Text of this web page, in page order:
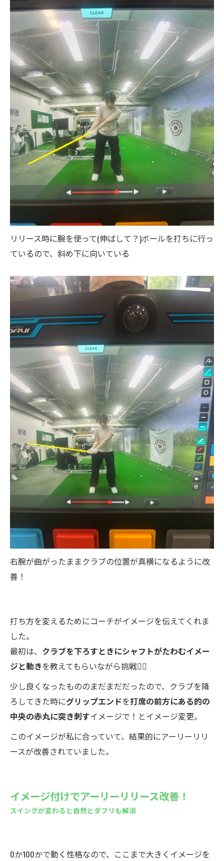
リリース時に腕を使って(伸ばして？)ボールを打ちに行っ
ているので、斜め下に向いている
右腕が曲がったままクラブの位置が真横になるように改
善！
打ち方を変えるためにコーチがイメージを伝えてくれま
した。
最初は、 クラブを下ろすときにシャフトがたわむイメー
ジと動きを教えてもらいながら挑戦🏌️‍♂️
少し良くなったもののまだまだだったので、クラブを降
ろしてきた時にグリップエンドを打席の前方にある的の
中央の赤丸に突き刺すイメージで！とイメージ変更。
このイメージが私に合っていて、結果的にアーリーリリ
ースが改善されていました。
イメージ付けでアーリーリリース改善！
スイングが変わると自然とダフリも解消
0か100かで動く性格なので、ここまで大きくイメージを